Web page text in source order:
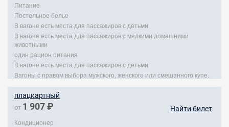
Питание
Постельное белье
В вагоне есть места для пассажиров с детьми
В вагоне есть места для пассажиров с мелкими домашними
животными
один рацион питания
В вагоне есть места для пассажиров с детьми
Вагоны с правом выбора мужского, женского или смешанного купе.
плацкартный
от 1 907 ₽ Найти билет
Кондиционер